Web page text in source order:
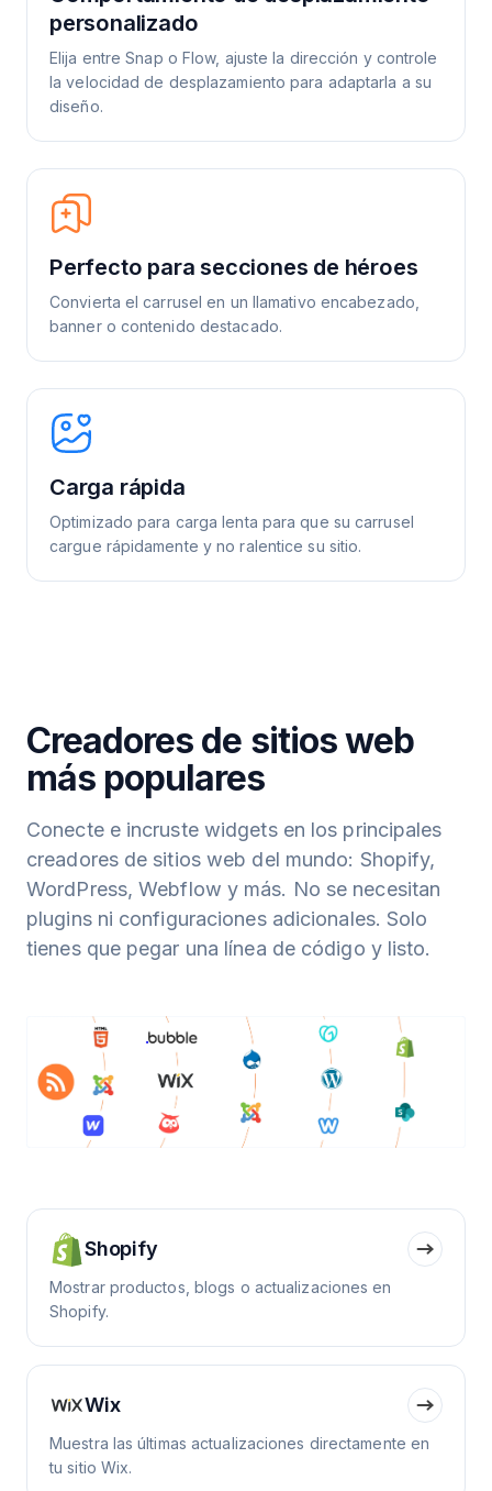
personalizado
Elija entre Snap o Flow, ajuste la dirección y controle
la velocidad de desplazamiento para adaptarla a su
diseño.
Perfecto para secciones de héroes
Convierta el carrusel en un llamativo encabezado,
banner o contenido destacado.
Carga rápida
Optimizado para carga lenta para que su carrusel
cargue rápidamente y no ralentice su sitio.
Creadores de sitios web
más populares
Conecte e incruste widgets en los principales
creadores de sitios web del mundo: Shopify,
WordPress, Webflow y más. No se necesitan
plugins ni configuraciones adicionales. Solo
tienes que pegar una línea de código y listo.
Shopify
Mostrar productos, blogs o actualizaciones en
Shopify.
Wix
Muestra las últimas actualizaciones directamente en
tu sitio Wix.